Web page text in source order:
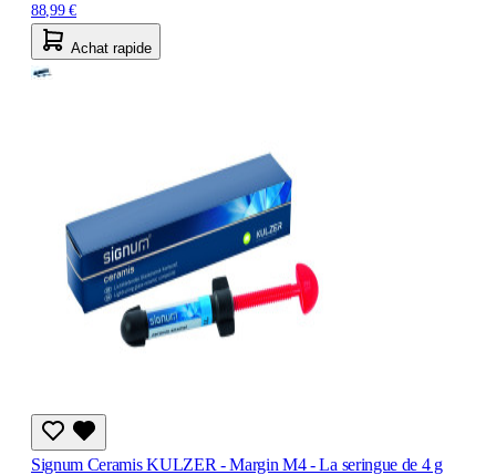
88,99 €
Achat rapide
Signum Ceramis KULZER - Margin M4 - La seringue de 4 g